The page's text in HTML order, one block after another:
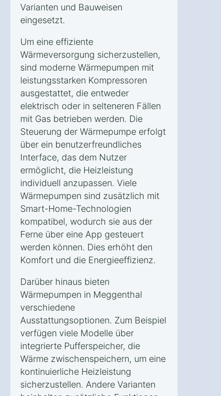
Varianten und Bauweisen
eingesetzt.
Um eine effiziente
Wärmeversorgung sicherzustellen,
sind moderne Wärmepumpen mit
leistungsstarken Kompressoren
ausgestattet, die entweder
elektrisch oder in selteneren Fällen
mit Gas betrieben werden. Die
Steuerung der Wärmepumpe erfolgt
über ein benutzerfreundliches
Interface, das dem Nutzer
ermöglicht, die Heizleistung
individuell anzupassen. Viele
Wärmepumpen sind zusätzlich mit
Smart-Home-Technologien
kompatibel, wodurch sie aus der
Ferne über eine App gesteuert
werden können. Dies erhöht den
Komfort und die Energieeffizienz.
Darüber hinaus bieten
Wärmepumpen in Meggenthal
verschiedene
Ausstattungsoptionen. Zum Beispiel
verfügen viele Modelle über
integrierte Pufferspeicher, die
Wärme zwischenspeichern, um eine
kontinuierliche Heizleistung
sicherzustellen. Andere Varianten